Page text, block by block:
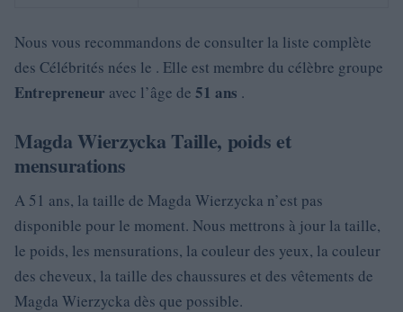
Nous vous recommandons de consulter la liste complète
des Célébrités nées le . Elle est membre du célèbre groupe
Entrepreneur avec l’âge de 51 ans .
Magda Wierzycka Taille, poids et
mensurations
A 51 ans, la taille de Magda Wierzycka n’est pas
disponible pour le moment. Nous mettrons à jour la taille,
le poids, les mensurations, la couleur des yeux, la couleur
des cheveux, la taille des chaussures et des vêtements de
Magda Wierzycka dès que possible.